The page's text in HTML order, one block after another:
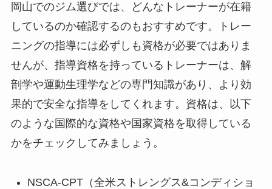
岡山でのジム選びでは、どんなトレーナーが在籍
しているのか確認するのもおすすめです。トレー
ニングの指導には必ずしも資格が必要ではありま
せんが、指導資格を持っているトレーナーは、解
剖学や運動生理学などの専門知識があり、より効
果的で安全な指導をしてくれます。資格は、以下
のような国際的な資格や国家資格を取得している
かをチェックしてみましょう。
NSCA-CPT（全米ストレングス&コンディショ